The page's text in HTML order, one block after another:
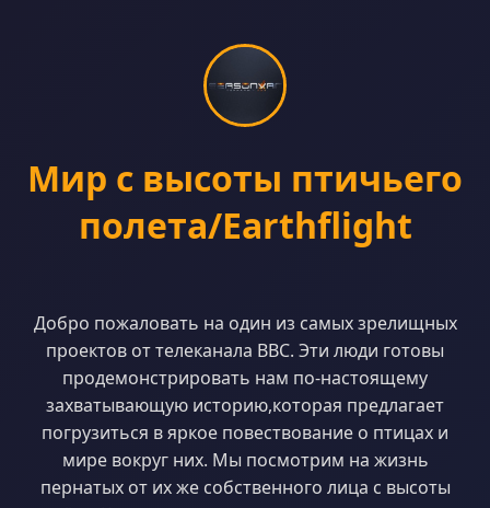
Мир с высоты птичьего
полета/Earthflight
Добро пожаловать на один из самых зрелищных
проектов от телеканала ВВС. Эти люди готовы
продемонстрировать нам по-настоящему
захватывающую историю,которая предлагает
погрузиться в яркое повествование о птицах и
мире вокруг них. Мы посмотрим на жизнь
пернатых от их же собственного лица с высоты